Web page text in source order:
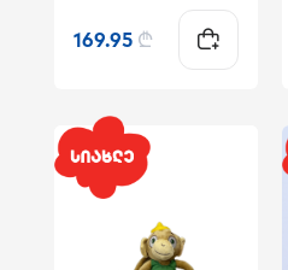
169.95 ₾